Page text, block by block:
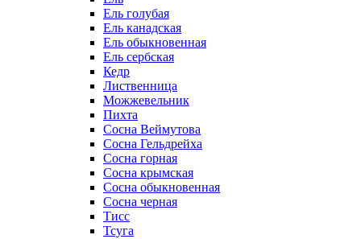
Ель голубая
Ель канадская
Ель обыкновенная
Ель сербская
Кедр
Лиственница
Можжевельник
Пихта
Сосна Веймутова
Сосна Гельдрейха
Сосна горная
Сосна крымская
Сосна обыкновенная
Сосна черная
Тисс
Тсуга